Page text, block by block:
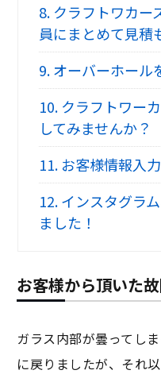
8.クラフトワカー
員にまとめて見積
9.オーバーホール
10.クラフトワー
してみませんか？
11.お客様情報入力
12.インスタグラ
ました！
お客様から頂いた
ガラス内部が曇ってし
に戻りましたが、それ